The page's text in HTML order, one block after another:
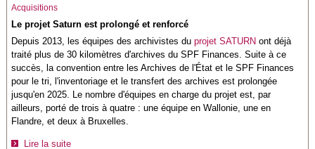
Acquisitions
Le projet Saturn est prolongé et renforcé
Depuis 2013, les équipes des archivistes duprojet SATURN ont déjà
traité plus de 30 kilomètres d'archives du SPF Finances. Suite à ce
succès, la convention entre les Archives de l'État et le SPF Finances
pour le tri, l'inventoriage et le transfert des archives est prolongée
jusqu'en 2025. Le nombre d'équipes en charge du projet est, par
ailleurs, porté de trois à quatre : une équipe en Wallonie, une en
Flandre, et deux à Bruxelles.
Lire la suite